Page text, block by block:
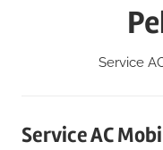
Service
Service AC